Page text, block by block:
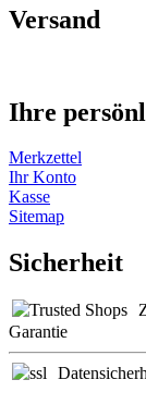
Versand
Ihre
Merkzettel
Ihr Konto
Kasse
Sitemap
Sicherheit
Garantie